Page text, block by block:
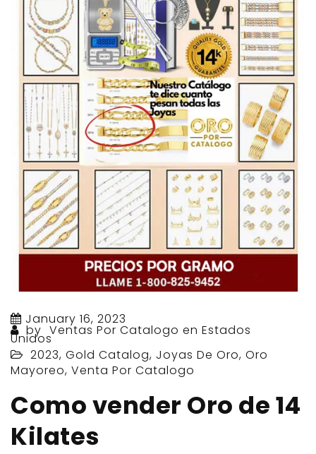
January 16, 2023
by Ventas Por Catalogo en Estados
Unidos
2023, Gold Catalog, Joyas De Oro, Oro
Mayoreo, Venta Por Catalogo
Como vender Oro de 14
Kilates